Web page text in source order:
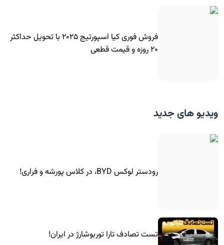
فروش فوری کیا اسپورتیج ۲۰۲۵ با تحویل حداکثر
۲۰ روزه و قیمت قطعی
ویدیو های جدید
رودستر لوکس BYD، در کلاس پورشه و فراری!
تست تصادف تارا توربوشارژ در ایران!